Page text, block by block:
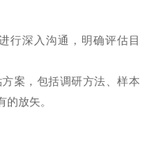
行深入沟通，明确评估目
案，包括调研方法、样本
放矢。